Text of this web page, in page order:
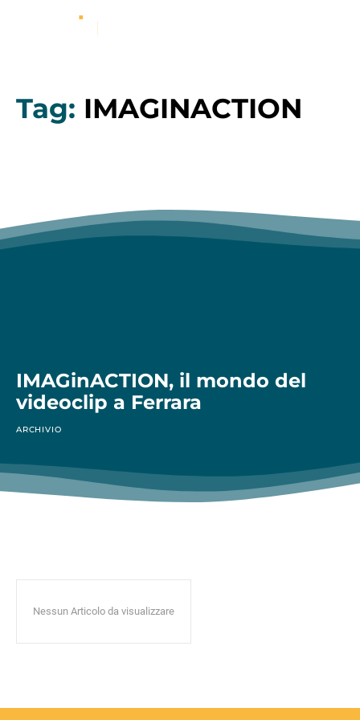
Tag: IMAGINACTION
IMAGinACTION, il mondo del
videoclip a Ferrara
ARCHIVIO
Nessun Articolo da visualizzare